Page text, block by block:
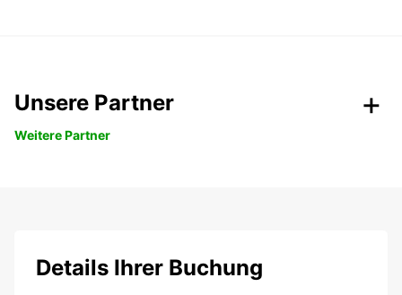
Unsere Partner
Weitere Partner
Details Ihrer Buchung